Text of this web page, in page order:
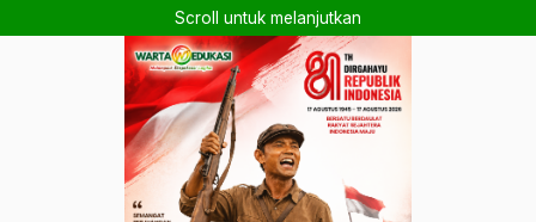
Scroll untuk melanjutkan